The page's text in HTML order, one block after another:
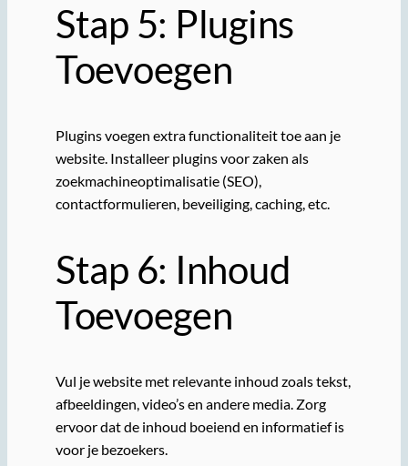
Stap 5: Plugins
Toevoegen
Plugins voegen extra functionaliteit toe aan je
website. Installeer plugins voor zaken als
zoekmachineoptimalisatie (SEO),
contactformulieren, beveiliging, caching, etc.
Stap 6: Inhoud
Toevoegen
Vul je website met relevante inhoud zoals tekst,
afbeeldingen, video’s en andere media. Zorg
ervoor dat de inhoud boeiend en informatief is
voor je bezoekers.